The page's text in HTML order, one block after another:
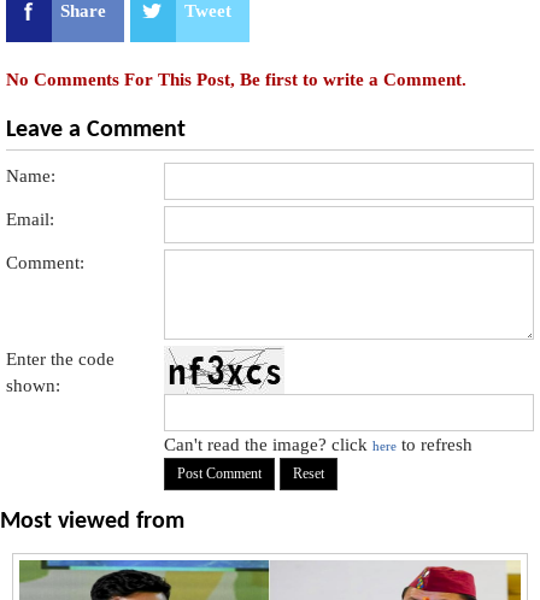
Share Tweet
No Comments For This Post, Be first to write a Comment.
Leave a Comment
Name:
Email:
Comment:
Enter the code
shown:
Can't read the image? clickhere to refresh
Most viewed from